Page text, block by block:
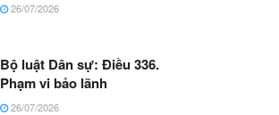
26/07/2026
Bộ luật Dân sự: Điều 336.
Phạm vi bảo lãnh
26/07/2026